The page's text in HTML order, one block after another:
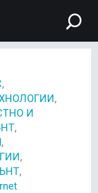
,
,
И
,
,
,
,